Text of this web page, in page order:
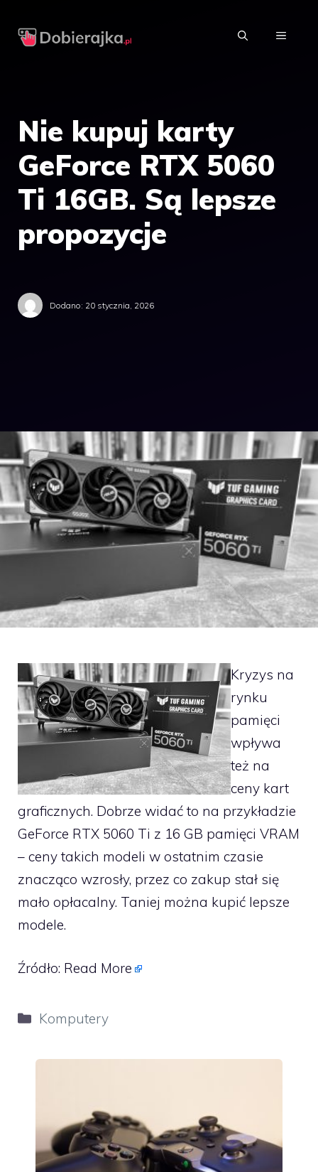
MENU
Nie kupuj karty
GeForce RTX 5060
Ti 16GB. Są lepsze
propozycje
Dodano: 20 stycznia, 2026
Kryzys na
rynku
pamięci
wpływa
też na
ceny kart
graficznych. Dobrze widać to na przykładzie
GeForce RTX 5060 Ti z 16 GB pamięci VRAM
– ceny takich modeli w ostatnim czasie
znacząco wzrosły, przez co zakup stał się
mało opłacalny. Taniej można kupić lepsze
modele.
Źródło: Read More
Kategorie
Komputery